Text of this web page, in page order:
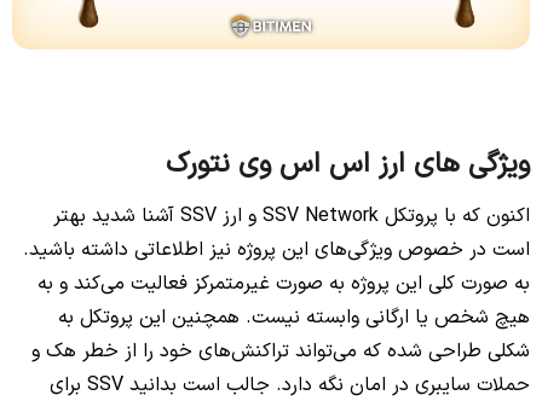
ویژگی‌ های ارز اس اس وی نتورک
اکنون که با پروتکل SSV Network و ارز SSV آشنا شدید بهتر
است در خصوص ویژگی‌های این پروژه نیز اطلاعاتی داشته باشید.
به صورت کلی این پروژه به صورت غیرمتمرکز فعالیت می‌کند و به
هیچ شخص یا ارگانی وابسته نیست. همچنین این پروتکل به
شکلی طراحی شده که می‌تواند تراکنش‌های خود را از خطر هک و
حملات سایبری در امان نگه دارد. جالب است بدانید SSV برای